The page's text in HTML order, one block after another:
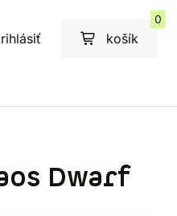
košík
0
Dwarf